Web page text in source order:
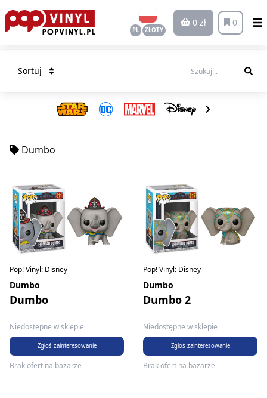
PL ZŁOTY
0 zł 0
Sortuj
Dumbo
Pop! Vinyl: Disney
Dumbo
Dumbo
Niedostępne w sklepie
Zgłoś zainteresowanie
Brak ofert na bazarze
Pop! Vinyl: Disney
Dumbo
Dumbo 2
Niedostępne w sklepie
Zgłoś zainteresowanie
Brak ofert na bazarze